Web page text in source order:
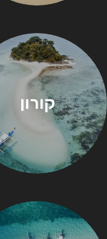
קורון